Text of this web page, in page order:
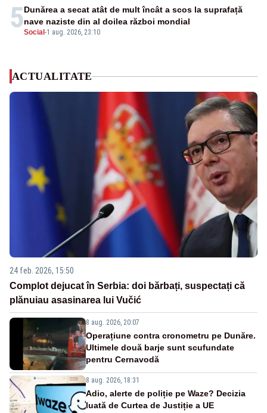
5Social -1 aug. 2026, 23:10
Dunărea a secat atât de mult încât a scos la suprafață
nave naziste din al doilea război mondial
ACTUALITATE
24 feb. 2026, 15:50
Complot dejucat în Serbia: doi bărbați, suspectați că
plănuiau asasinarea lui Vučić
8 aug. 2026, 20:07
Operațiune contra cronometru pe Dunăre.
Ultimele două barje sunt scufundate
pentru Cernavodă
8 aug. 2026, 18:31
Adio, alerte de poliție pe Waze? Decizia
luată de Curtea de Justiție a UE